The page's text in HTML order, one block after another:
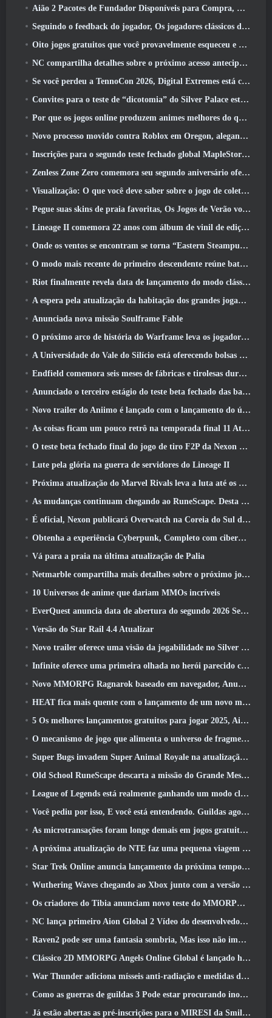
Aião 2 Pacotes de Fundador Disponíveis para Compra, Completo com cinco dias de acesso antecipado
Seguindo o feedback do jogador, Os jogadores clássicos de League Of Legends não terão que pagar por skins clássicas
Oito jogos gratuitos que você provavelmente esqueceu e que fazem parte do Steam’s Train Fest
NC compartilha detalhes sobre o próximo acesso antecipado do Aion 2
Se você perdeu a TennoCon 2026, Digital Extremes está compartilhando todos os painéis
Convites para o teste de “dicotomia” do Silver Palace estão sendo enviados
Por que os jogos online produzem animes melhores do que os jogos de anime
Novo processo movido contra Roblox em Oregon, alegando incidente com cuidados infantis
Inscrições para o segundo teste fechado global MapleStory Classic World
Zenless Zone Zero comemora seu segundo aniversário oferecendo aos jogadores a escolha de um agente S-Rank gratuito
Visualização: O que você deve saber sobre o jogo de coleta de criaturas da HoYoverse, Honkai: Link Alma
Pegue suas skins de praia favoritas, Os Jogos de Verão voltaram ao Overwatch
Lineage II comemora 22 anos com álbum de vinil de edição de colecionador
Onde os ventos se encontram se torna “Eastern Steampunk” na versão 2.0
O modo mais recente do primeiro descendente reúne batalhas difíceis de interceptação de vazio e as profundezas
Riot finalmente revela data de lançamento do modo clássico de League Of Legends
A espera pela atualização da habitação dos grandes jogadores do RuneScape acabou
Anunciada nova missão Soulframe Fable
O próximo arco de história do Warframe leva os jogadores a um novo mapa estelar, O Sistema Tau
A Universidade do Vale do Silício está oferecendo bolsas de estudo para jogos e alguns dos requisitos são interessantes
Endfield comemora seis meses de fábricas e tirolesas durante sua próxima atualização
Anunciado o terceiro estágio do teste beta fechado das batalhas de infantaria do War Thunder
Novo trailer do Aniimo é lançado com o lançamento do último teste beta fechado
As coisas ficam um pouco retrô na temporada final 11 Atualizar
O teste beta fechado final do jogo de tiro F2P da Nexon Sudden Attack Zero Point começou hoje
Lute pela glória na guerra de servidores do Lineage II
Próxima atualização do Marvel Rivals leva a luta até os deuses
As mudanças continuam chegando ao RuneScape. Desta vez é a habitação do jogador
É oficial, Nexon publicará Overwatch na Coreia do Sul daqui para frente
Obtenha a experiência Cyberpunk, Completo com ciberpsicose, No próximo evento de crossover do Apex Legends
Vá para a praia na última atualização de Palia
Netmarble compartilha mais detalhes sobre o próximo jogo de nivelamento solo, Nivelamento Solo: KARMA na Anime Expo
10 Universos de anime que dariam MMOs incríveis
EverQuest anuncia data de abertura do segundo 2026 Servidor de expansão bloqueado por tempo
Versão do Star Rail 4.4 Atualizar
Novo trailer oferece uma visão da jogabilidade no Silver Palace
Infinite oferece uma primeira olhada no herói parecido com uma sereia chegando no SS13: Pós-luz
Novo MMORPG Ragnarok baseado em navegador, Anunciado o Universo Ragnarok
HEAT fica mais quente com o lançamento de um novo mapa do deserto
5 Os melhores lançamentos gratuitos para jogar 2025, Ainda vale a pena jogar 2026?
O mecanismo de jogo que alimenta o universo de fragmentos únicos do Eve Online agora é de código aberto
Super Bugs invadem Super Animal Royale na atualização ‘Super Natural’
Old School RuneScape descarta a missão do Grande Mestre ‘The Blood Moon Rises’, Encerrando uma missão de 20 anos
League of Legends está realmente ganhando um modo clássico
Você pediu por isso, E você está entendendo. Guildas agora estão disponíveis em Eterspire
As microtransações foram longe demais em jogos gratuitos?
A próxima atualização do NTE faz uma pequena viagem paralela a um jogo de mesa de fantasia
Star Trek Online anuncia lançamento da próxima temporada “Undiscovered”
Wuthering Waves chegando ao Xbox junto com a versão 3.5 Atualizar
Os criadores do Tibia anunciam novo teste do MMORPG de zumbis da velha escola, Persistir on-line
NC lança primeiro Aion Global 2 Vídeo do desenvolvedor, Compartilhando detalhes sobre o jogo
Raven2 pode ser uma fantasia sombria, Mas isso não impede a diversão do verão
Clássico 2D MMORPG Angels Online Global é lançado hoje
War Thunder adiciona mísseis anti-radiação e medidas de suporte eletrônico na atualização da cavalaria pesada
Como as guerras de guildas 3 Pode estar procurando inovar no espaço MMO
Já estão abertas as pré-inscrições para o MIRESI da Smilegate: Futuro Invisível